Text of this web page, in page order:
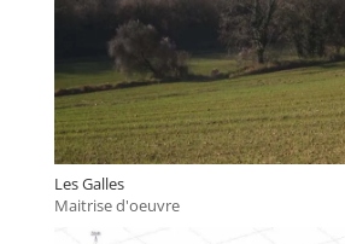
Les Galles
Maitrise d'oeuvre